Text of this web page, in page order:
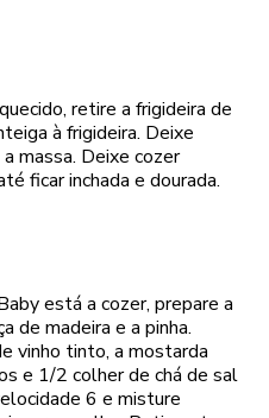
retire a frigideira de
à frigideira. Deixe
massa. Deixe cozer
ficar inchada e dourada.
está a cozer, prepare a
de madeira e a pinha.
vinho tinto, a mostarda
e 1/2 colher de chá de sal
6 e misture